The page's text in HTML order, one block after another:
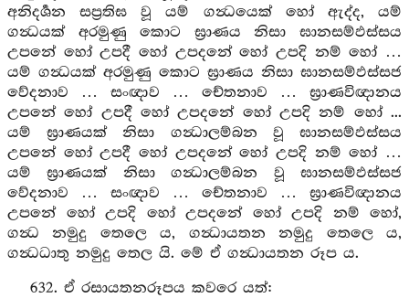
අනිදර්‍ශන සප්‍රතිඝ වූ යම් ගන්‍ධයෙක් හෝ ඇද්ද, යම්
ගන්‍ධයක් අරමුණු කොට ඝ්‍රාණය නිසා ඝානසම්ඵස්සය
උපනේ හෝ උපදී හෝ උපදනේ හෝ උපදි නම් හෝ …
යම් ගන්‍ධයක් අරමුණු කොට ඝ්‍රාණය නිසා ඝානසම්ඵස්සජ
වේදනාව … සංඥාව … චේතනාව … ඝ්‍රාණවිඥානය
උපනේ හෝ උපදී හෝ උපදනේ හෝ උපදි නම් හෝ ...
යම් ඝ්‍රාණයක් නිසා ගන්‍ධාලම්බන වූ ඝානසම්ඵස්සය
උපනේ හෝ උපදී හෝ උපදනේ හෝ උපදි නම් හෝ …
යම් ඝ්‍රාණයක් නිසා ගන්‍ධාලම්බන වූ ඝානසම්ඵස්සජ
වේදනාව … සංඥාව … චේතනාව … ඝ්‍රාණවිඥානය
උපනේ හෝ උපදි හෝ උපදනේ හෝ උපදි නම් හෝ,
ගන්‍ධ නමුදු තෙලෙ ය, ගන්‍ධායතන නමුදු තෙලෙ ය,
ගන්‍ධධාතු නමුදු තෙල යි. මේ ඒ ගන්‍ධායතන රූප ය.
632. ඒ රසායතනරූපය කවරෙ යත්: